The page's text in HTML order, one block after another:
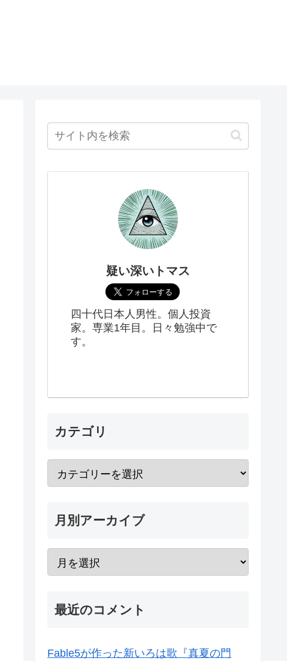
疑い深いトマス
四十代日本人男性。個人投資
家。専業1年目。日々勉強中で
す。
カテゴリ
月別アーカイブ
最近のコメント
Fable5が作った新いろは歌『真夏の門